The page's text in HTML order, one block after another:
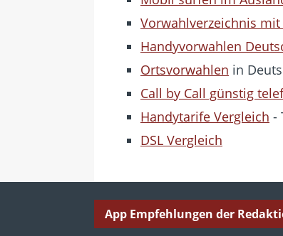
Vorwahlverzeichnis
Handyvorwahlen
Ortsvorwahlen in
Call by Call günstig
Handytarife Vergleich -
DSL Vergleich
App Empfehlungen der